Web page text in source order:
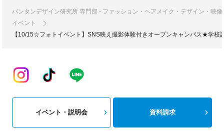
バンタンデザイン研究所 専門部 - ファッション・ヘアメイク・デザイン・映
イベント
【10/15☆フォトイベント】SNS映え撮影体験付きオープンキャンパス★学校
イベント・説明会 資料請求